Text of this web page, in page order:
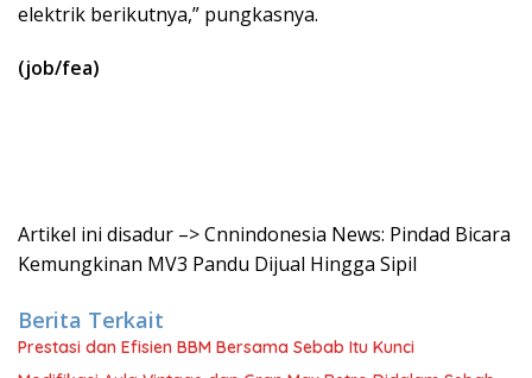
elektrik berikutnya,” pungkasnya.
(job/fea)
Artikel ini disadur –> Cnnindonesia News: Pindad Bicara
Kemungkinan MV3 Pandu Dijual Hingga Sipil
Berita Terkait
Prestasi dan Efisien BBM Bersama Sebab Itu Kunci